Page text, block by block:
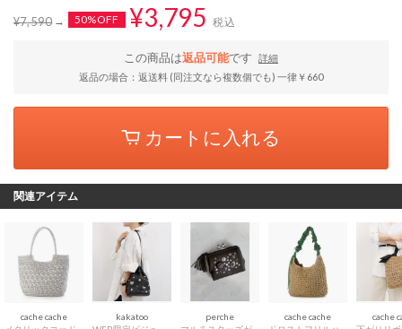
¥7,590 50%OFF ¥3,795 税込
この商品は返品可能です
詳細
返品の場合：返送料 (同注文なら複数個でも) 一律￥660
カートに入れる
関連アイテム
cache cache
kakatoo
perche
cache cache
cache